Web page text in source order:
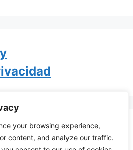
your browsing experience,
content, and analyze our traffic.